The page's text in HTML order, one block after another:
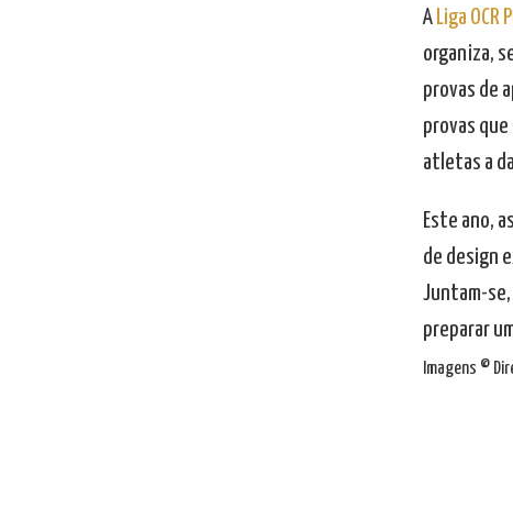
A Liga OCR
organiza,
provas de
provas que
atletas a
Este ano,
de design
Juntam-
preparar
Imagens ©